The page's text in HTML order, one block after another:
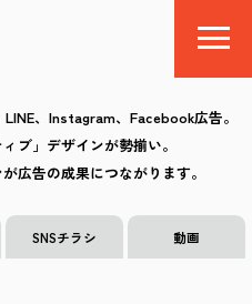
、Instagram、Facebook広告。
ブ」デザインが勢揃い。
広告の成果につながります。
SNSチラシ 動画